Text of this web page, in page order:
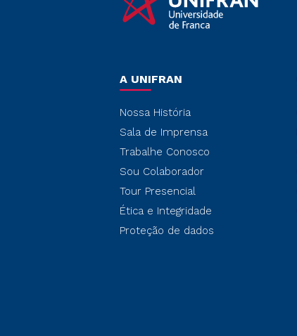
A UNIFRAN
Nossa História
Sala de Imprensa
Trabalhe Conosco
Sou Colaborador
Tour Presencial
Ética e Integridade
Proteção de dados